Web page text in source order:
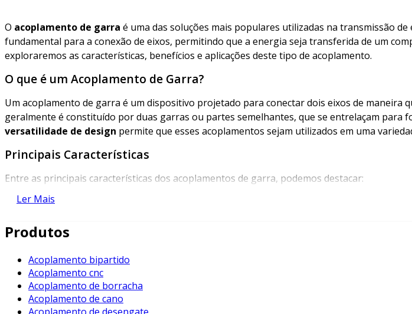
O acoplamento de garra é uma das soluções mais populares utilizadas na transmissão
fundamental para a conexão de eixos, permitindo que a energia seja transferida de um
exploraremos as características, benefícios e aplicações deste tipo de acoplamento.
O que é um Acoplamento de Garra?
Um acoplamento de garra é um dispositivo projetado para conectar dois eixos de maneira
geralmente é constituído por duas garras ou partes semelhantes, que se entrelaçam para
versatilidade de design permite que esses acoplamentos sejam utilizados em uma
Principais Características
Entre as principais características dos acoplamentos de garra, podemos destacar:
Flexibilidade
Baixa Manutenção
Vantagens do Acoplamento de Garra
Os acoplamentos de garra oferecem uma série de vantagens que os tornam uma escolha
vantagens, destacam-se:
Ler Mais
Produtos
Acoplamento bipartido
Acoplamento cnc
Acoplamento de borracha
Acoplamento de cano